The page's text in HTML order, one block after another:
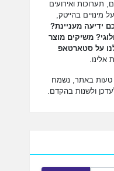
תערוכות ואירועים
מינויים בהייטק,
ידיעה מעניינת?
משיקים מוצר
על סטארטאפ
אלינו.
טעות באתר, נשמח
ולשנות בהקדם.